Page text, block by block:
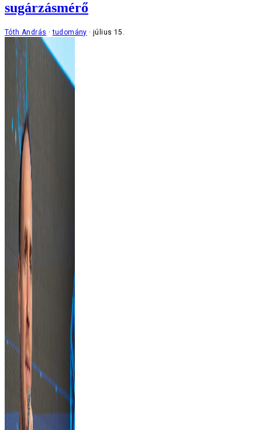
sugárzásmérő
Tóth András tudomány július 15.